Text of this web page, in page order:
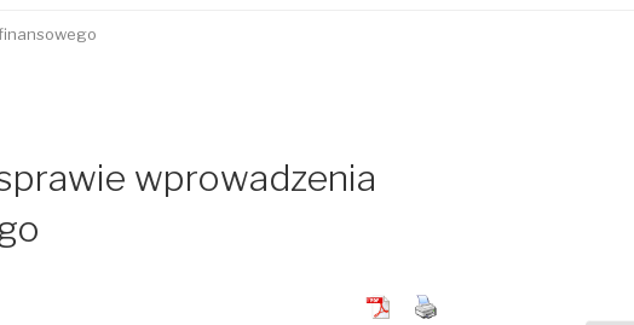
wprowadzenia